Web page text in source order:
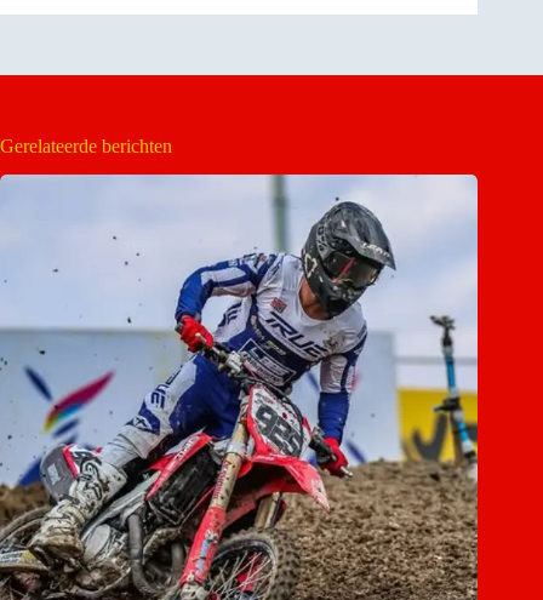
Gerelateerde berichten